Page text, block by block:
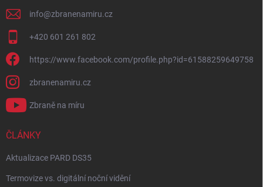
info@zbranenamiru.cz
+420 601 261 802
https://www.facebook.com/profile.php?id=61588259649758
zbranenamiru.cz
Zbraně na míru
ČLÁNKY
Aktualizace PARD DS35
Termovize vs. digitální noční vidění